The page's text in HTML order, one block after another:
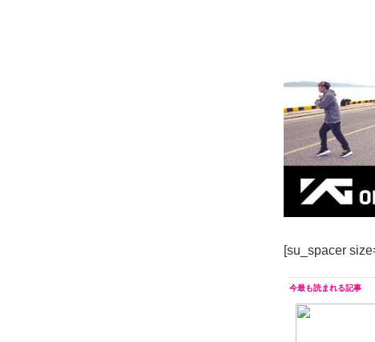
[su_spacer